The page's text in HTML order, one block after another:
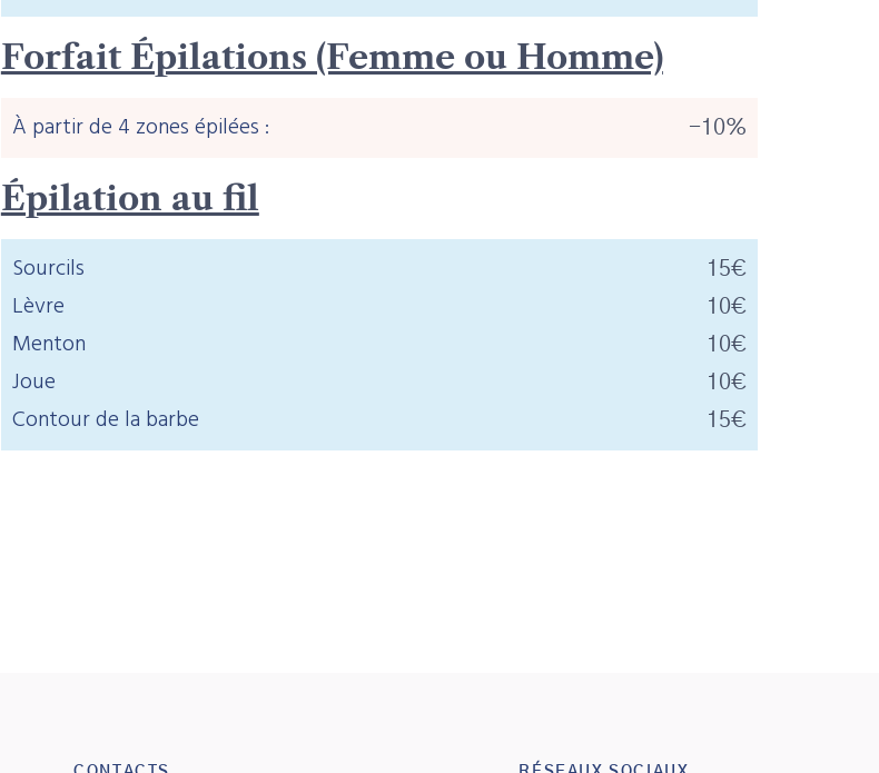
Forfait Épilations (Femme ou Homme)
À partir de 4 zones épilées : -10%
Épilation au fil
Sourcils 15€
Lèvre 10€
Menton 10€
Joue 10€
Contour de la barbe 15€